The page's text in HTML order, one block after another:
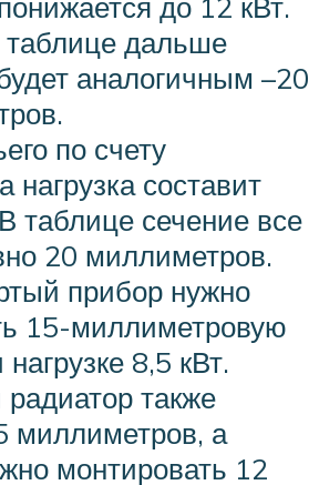
таблице дальше
аналогичным –20
по счету
нагрузка составит
таблице сечение все
20 миллиметров.
прибор нужно
15-миллиметровую
8,5 кВт.
также
миллиметров, а
монтировать 12